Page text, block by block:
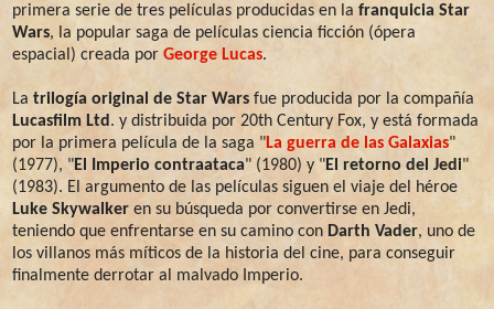
primera serie de tres películas producidas en la franquicia Star
Wars, la popular saga de películas ciencia ficción (ópera
espacial) creada por George Lucas.
La trilogía original de Star Wars fue producida por la compañía
Lucasfilm Ltd . y distribuida por 20th Century Fox, y está formada
por la primera película de la saga "La guerra de las Galaxias"
(1977), "El Imperio contraataca" (1980) y "El retorno del Jedi"
(1983). El argumento de las películas siguen el viaje del héroe
Luke Skywalker en su búsqueda por convertirse en Jedi,
teniendo que enfrentarse en su camino con Darth Vader, uno de
los villanos más míticos de la historia del cine, para conseguir
finalmente derrotar al malvado Imperio.